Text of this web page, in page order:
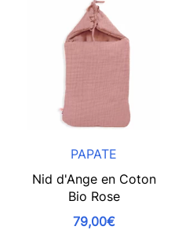
PAPATE
Nid d'Ange en Coton
Bio Rose
79,00€